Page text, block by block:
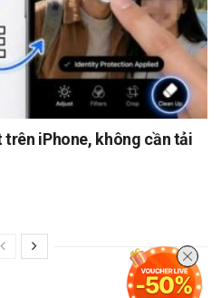
iPhone, không cần tải